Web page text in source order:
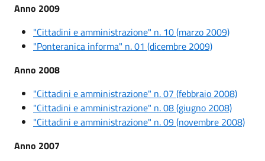
Anno 2009
"Cittadini e amministrazione" n. 10 (marzo 2009)
"Ponteranica informa" n. 01 (dicembre 2009)
Anno 2008
"Cittadini e amministrazione" n. 07 (febbraio 2008)
"Cittadini e amministrazione" n. 08 (giugno 2008)
"Cittadini e amministrazione" n. 09 (novembre 2008)
Anno 2007